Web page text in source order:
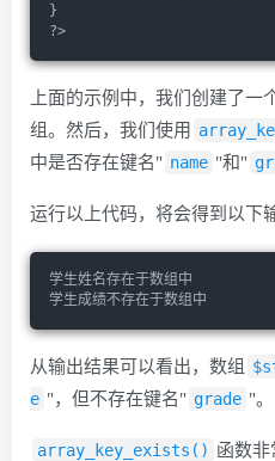
}
?>
上面的示例中，我们创建了一
组。然后，我们使用
中是否存在键名" name "和"
运行以上代码，将会得到以下
学生姓名存在于数组中
学生成绩不存在于数组中
从输出结果可以看出，数组
e "，但不存在键名" grade "。
array_key_exists() 函数